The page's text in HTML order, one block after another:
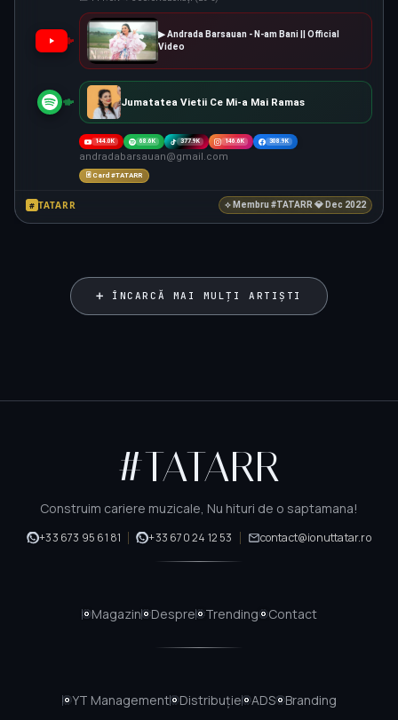
▶ Andrada Barsauan - N-am Bani || Official
Video
Jumatatea Vietii Ce Mi-a Mai Ramas
144.0K 68.6K 377.9K 146.6K 308.9K
andradabarsauan@gmail.com
🃏 Card #TATARR
# TATARR ⟡ Membru #TATARR 💎 Dec 2022
➕ ÎNCARCĂ MAI MULȚI ARTIȘTI
#TATARR
Construim cariere muzicale, Nu hituri de o saptamana!
+33 673 95 61 81 +33 670 24 12 53 contact@ionuttatar.ro
Magazin Despre Trending Contact
YT Management Distribuție ADS Branding